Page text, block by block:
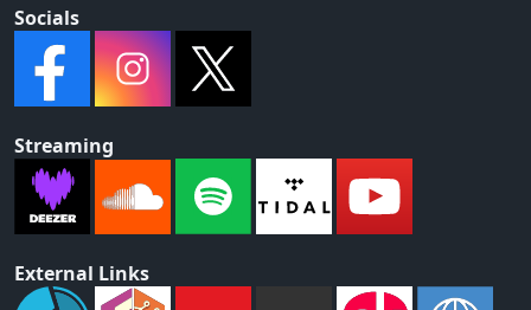
Socials
Streaming
External Links